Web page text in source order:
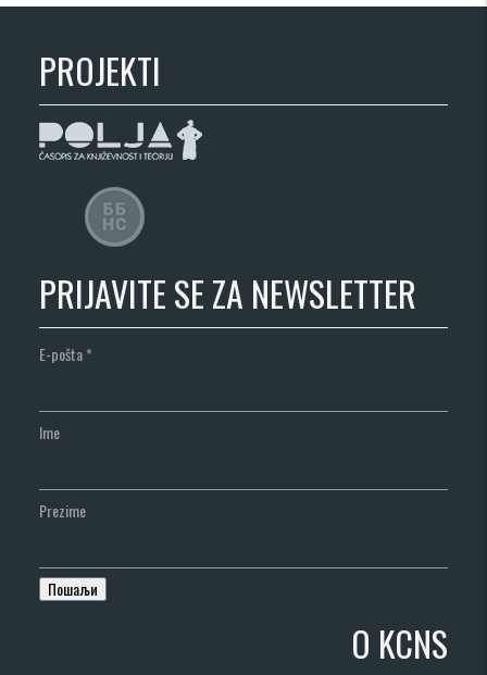
PROJEKTI
PRIJAVITE SE ZA NEWSLETTER
E-pošta*
Ime
Prezime
O KCNS